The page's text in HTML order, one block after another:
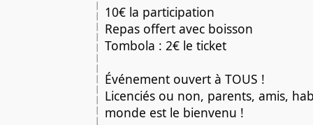
10€ la participation
Repas offert avec boisson
Tombola : 2€ le ticket
Événement ouvert à TOUS !
Licenciés ou non, parents, amis,
monde est le bienvenu !